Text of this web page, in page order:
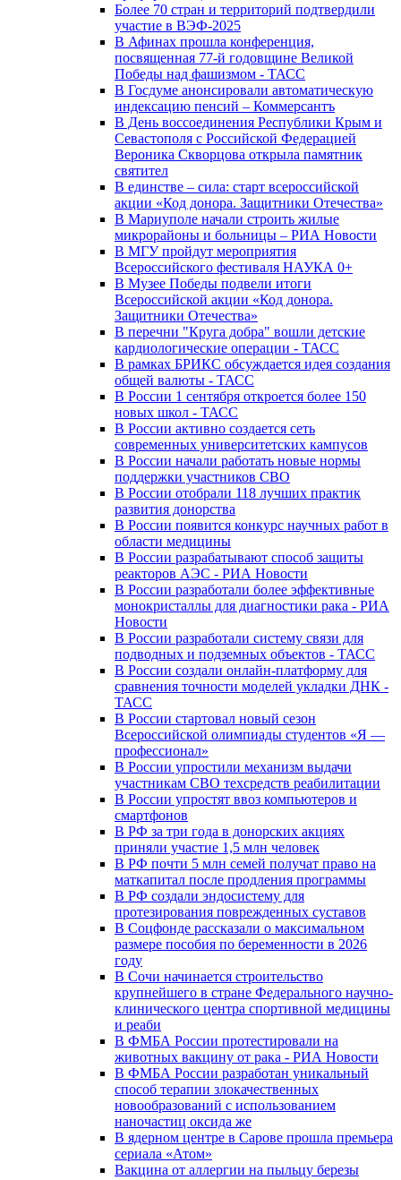
Более 70 стран и территорий подтвердили
участие в ВЭФ-2025
В Афинах прошла конференция,
посвященная 77-й годовщине Великой
Победы над фашизмом - ТАСС
В Госдуме анонсировали автоматическую
индексацию пенсий – Коммерсантъ
В День воссоединения Республики Крым и
Севастополя с Российской Федерацией
Вероника Скворцова открыла памятник
святител
В единстве – сила: старт всероссийской
акции «Код донора. Защитники Отечества»
В Мариуполе начали строить жилые
микрорайоны и больницы – РИА Новости
В МГУ пройдут мероприятия
Всероссийского фестиваля НАУКА 0+
В Музее Победы подвели итоги
Всероссийской акции «Код донора.
Защитники Отечества»
В перечни "Круга добра" вошли детские
кардиологические операции - ТАСС
В рамках БРИКС обсуждается идея создания
общей валюты - ТАСС
В России 1 сентября откроется более 150
новых школ - ТАСС
В России активно создается сеть
современных университетских кампусов
В России начали работать новые нормы
поддержки участников СВО
В России отобрали 118 лучших практик
развития донорства
В России появится конкурс научных работ в
области медицины
В России разрабатывают способ защиты
реакторов АЭС - РИА Новости
В России разработали более эффективные
монокристаллы для диагностики рака - РИА
Новости
В России разработали систему связи для
подводных и подземных объектов - ТАСС
В России создали онлайн-платформу для
сравнения точности моделей укладки ДНК -
ТАСС
В России стартовал новый сезон
Всероссийской олимпиады студентов «Я —
профессионал»
В России упростили механизм выдачи
участникам СВО техсредств реабилитации
В России упростят ввоз компьютеров и
смартфонов
В РФ за три года в донорских акциях
приняли участие 1,5 млн человек
В РФ почти 5 млн семей получат право на
маткапитал после продления программы
В РФ создали эндосистему для
протезирования поврежденных суставов
В Соцфонде рассказали о максимальном
размере пособия по беременности в 2026
году
В Сочи начинается строительство
крупнейшего в стране Федерального научно-
клинического центра спортивной медицины
и реаби
В ФМБА России протестировали на
животных вакцину от рака - РИА Новости
В ФМБА России разработан уникальный
способ терапии злокачественных
новообразований с использованием
наночастиц оксида же
В ядерном центре в Сарове прошла премьера
сериала «Атом»
Вакцина от аллергии на пыльцу березы